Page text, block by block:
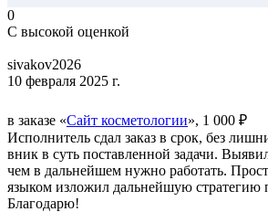
0
С высокой оценкой
sivakov2026
10 февраля 2025 г.
в заказе «Сайт косметологии», 1 000 ₽
Исполнитель сдал заказ в срок, без
вник в суть поставленной задачи.
чем в дальнейшем нужно работать.
языком изложил дальнейшую стратегию
Благодарю!